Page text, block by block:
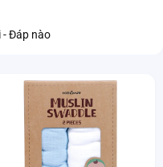
- Đáp nào